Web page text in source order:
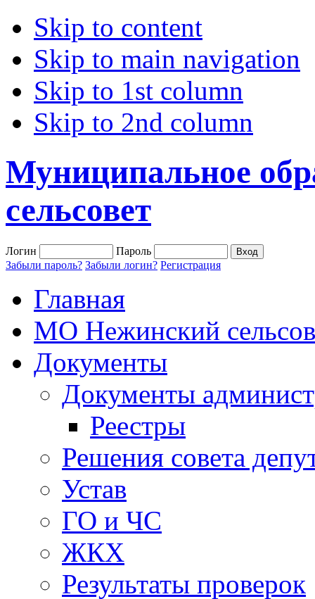
Skip to content
Skip to main navigation
Skip to 1st column
Skip to 2nd column
Муниципальное
сельсовет
Логин
Пароль
Забыли пароль? Забыли логин? Регистрация
Главная
МО Нежинский
Документы
Документы
Реестры
Решения совета
Устав
ГО и ЧС
ЖКХ
Результаты проверок